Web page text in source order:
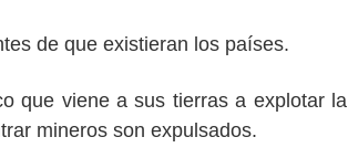
de que existieran los países.
que viene a sus tierras a explotar
mineros son expulsados.